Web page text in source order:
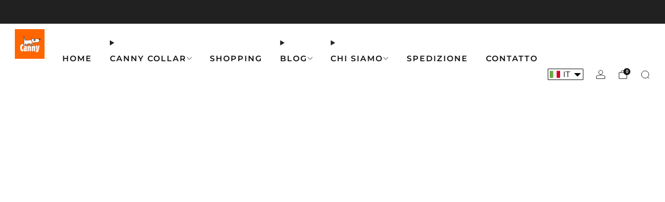
HOME CANNY COLLAR SHOPPING BLOG CHI SIAMO SPEDIZIONE
CONTATTO
IT
0